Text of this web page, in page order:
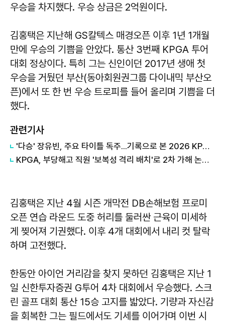
우승을 차지했다. 우승 상금은 2억원이다.
김홍택은 지난해 GS칼텍스 매경오픈 이후 1년 1개월
만에 우승의 기쁨을 안았다. 통산 3번째 KPGA 투어
대회 정상이다. 특히 그는 신인이던 2017년 생애 첫
우승을 거뒀던 부산(동아회원권그룹 다이내믹 부산오
픈)에서 또 한 번 우승 트로피를 들어 올리며 기쁨을 더
했다.
관련기사
'다승' 장유빈, 주요 타이틀 독주...기록으로 본 2026 KPGA 투어 상반기
KPGA, 부당해고 직원 '보복성 격리 배치'로 2차 가해 논란…"공간 제약에 따른 조치"
김홍택은 지난 4월 시즌 개막전 DB손해보험 프로미
오픈 연습 라운드 도중 허리를 둘러싼 근육이 미세하
게 찢어져 기권했다. 이후 4개 대회에서 내리 컷 탈락
하며 고전했다.
한동안 아이언 거리감을 찾지 못하던 김홍택은 지난 1
일 신한투자증권 G투어 4차 대회에서 우승했다. 스크
린 골프 대회 통산 15승 고지를 밟았다. 기량과 자신감
을 회복한 그는 필드에서도 기세를 이어가며 이번 시